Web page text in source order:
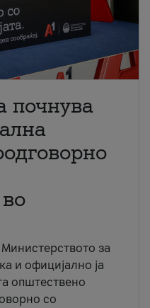
почнува
за
и официјално ја
општествено
со